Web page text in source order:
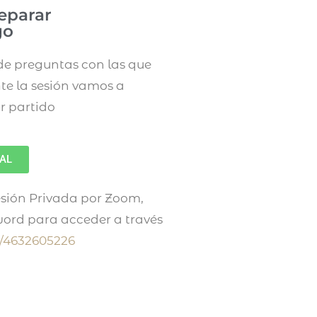
preguntas con las que
la sesión vamos a
partido
Privada por Zoom,
para acceder a través